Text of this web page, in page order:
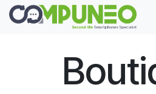
Se rendre au contenu